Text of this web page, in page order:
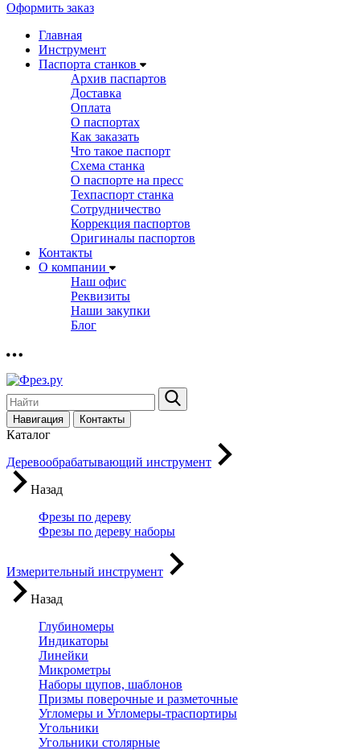
Оформить заказ
Главная
Инструмент
Паспорта станков
Архив паспартов
Доставка
Оплата
О паспортах
Как заказать
Что такое паспорт
Схема станка
О паспорте на пресс
Техпаспорт станка
Сотрудничество
Коррекция паспортов
Оригиналы паспортов
Контакты
О компании
Наш офис
Реквизиты
Наши закупки
Блог
Навигация Контакты
Каталог
Деревообрабатывающий инструмент
Назад
Фрезы по дереву
Фрезы по дереву наборы
Измерительный инструмент
Назад
Глубиномеры
Индикаторы
Линейки
Микрометры
Наборы щупов, шаблонов
Призмы поверочные и разметочные
Угломеры и Угломеры-траспортиры
Угольники
Угольники столярные